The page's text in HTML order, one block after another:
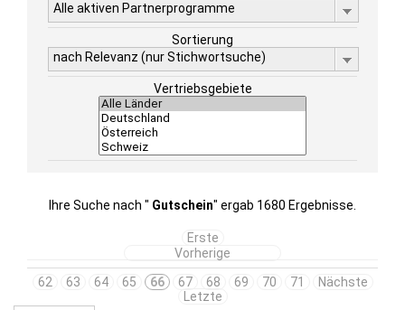
Alle aktiven Partnerprogramme
Sortierung
nach Relevanz (nur Stichwortsuche)
Vertriebsgebiete
Ihre Suche nach " Gutschein" ergab 1680 Ergebnisse.
Erste
Vorherige
62
63 64 65 66 67 68 69 70 71
Nächste
Letzte